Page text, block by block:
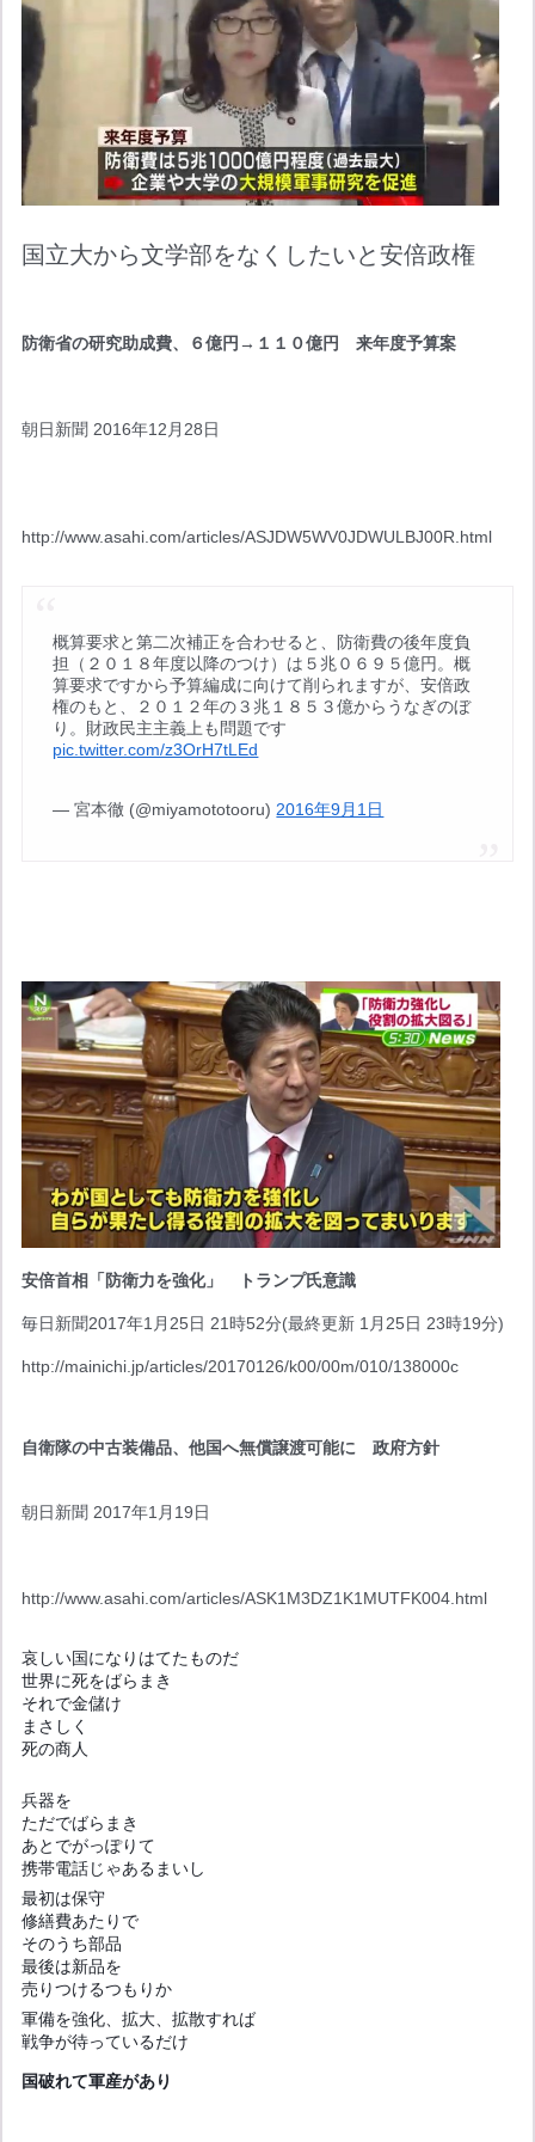
国立大から文学部をなくしたいと安倍政権
防衛省の研究助成費、６億円→１１０億円　来年度予算案
朝日新聞 2016年12月28日
http://www.asahi.com/articles/ASJDW5WV0JDWULBJ00R.html
概算要求と第二次補正を合わせると、防衛費の後年度負
担（２０１８年度以降のつけ）は５兆０６９５億円。概
算要求ですから予算編成に向けて削られますが、安倍政
権のもと、２０１２年の３兆１８５３億からうなぎのぼ
pic.twitter.com/z3OrH7tLEd
— 宮本徹 (@miyamototooru) 2016年9月1日
安倍首相「防衛力を強化」　トランプ氏意識
毎日新聞2017年1月25日 21時52分(最終更新 1月25日 23時19分)
http://mainichi.jp/articles/20170126/k00/00m/010/138000c
自衛隊の中古装備品、他国へ無償譲渡可能に　政府方針
朝日新聞 2017年1月19日
http://www.asahi.com/articles/ASK1M3DZ1K1MUTFK004.html
哀しい国になりはてたものだ
世界に死をばらまき
それで金儲け
まさしく
死の商人
兵器を
ただでばらまき
あとでがっぽりて
携帯電話じゃあるまいし
最初は保守
修繕費あたりで
そのうち部品
最後は新品を
売りつけるつもりか
軍備を強化、拡大、拡散すれば
戦争が待っているだけ
国破れて軍産があり